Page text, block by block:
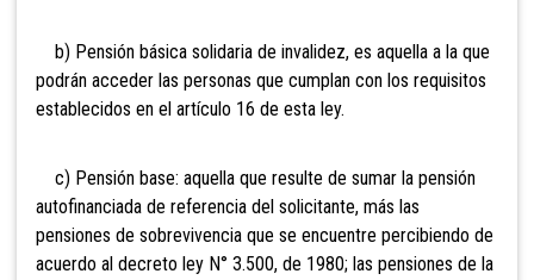
b) Pensión básica solidaria de invalidez, es aquella a la que
podrán acceder las personas que cumplan con los requisitos
establecidos en el artículo 16 de esta ley.
c) Pensión base: aquella que resulte de sumar la pensión
autofinanciada de referencia del solicitante, más las
pensiones de sobrevivencia que se encuentre percibiendo de
acuerdo al decreto ley N° 3.500, de 1980; las pensiones de la